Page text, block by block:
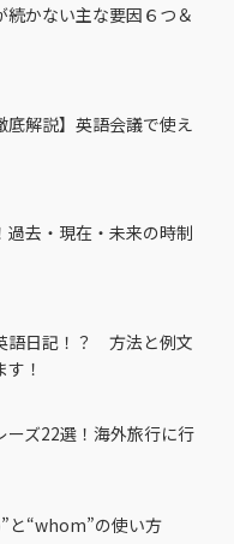
続かない主な要因６つ＆
底解説】英語会議で使え
過去・現在・未来の時制
語日記！？ 方法と例文
！
ーズ22選！海外旅行に行
と“whom”の使い方